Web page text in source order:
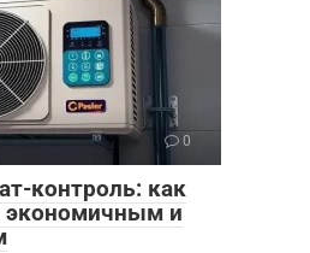
0
контроль: как
экономичным и